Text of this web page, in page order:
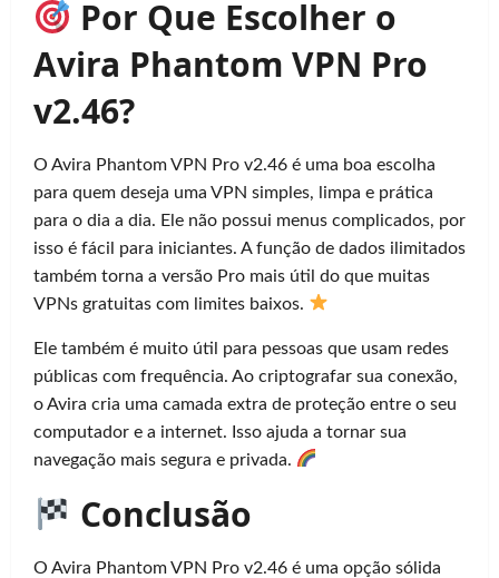
Por Que Escolher o
Avira Phantom VPN Pro
v2.46?
O Avira Phantom VPN Pro v2.46 é uma boa escolha
para quem deseja uma VPN simples, limpa e prática
para o dia a dia. Ele não possui menus complicados, por
isso é fácil para iniciantes. A função de dados ilimitados
também torna a versão Pro mais útil do que muitas
VPNs gratuitas com limites baixos.
Ele também é muito útil para pessoas que usam redes
públicas com frequência. Ao criptografar sua conexão,
o Avira cria uma camada extra de proteção entre o seu
computador e a internet. Isso ajuda a tornar sua
navegação mais segura e privada.
Conclusão
O Avira Phantom VPN Pro v2.46 é uma opção sólida